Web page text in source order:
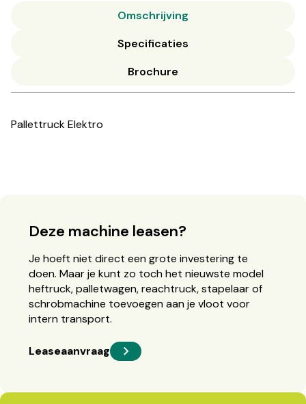
Omschrijving
Specificaties
Brochure
Pallettruck Elektro
Deze machine leasen?
Je hoeft niet direct een grote investering te
doen. Maar je kunt zo toch het nieuwste model
heftruck, palletwagen, reachtruck, stapelaar of
schrobmachine toevoegen aan je vloot voor
intern transport.
Leaseaanvraag